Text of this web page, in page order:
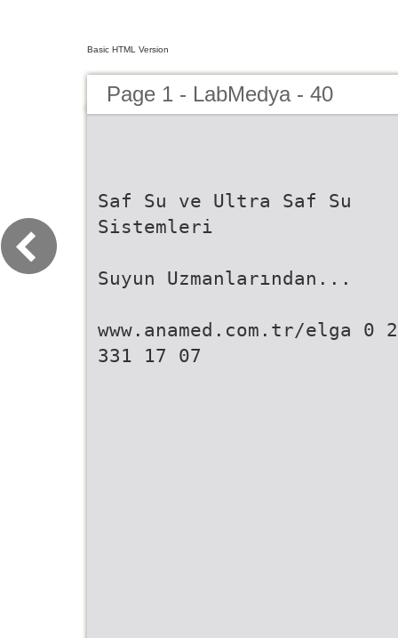
Basic HTML Version
Page 1 - LabMedya - 40
Saf Su ve Ultra Saf Su
Sistemleri
Suyun Uzmanlarından...
www.anamed.com.tr/elga 0
331 17 07